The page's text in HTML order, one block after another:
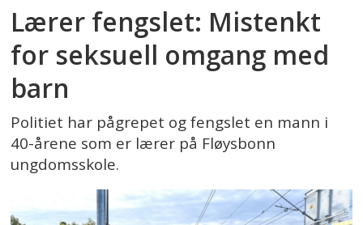
Lærer fengslet: Mistenkt
for seksuell omgang med
barn
Politiet har pågrepet og fengslet en mann i
40-årene som er lærer på Fløysbonn
ungdomsskole.